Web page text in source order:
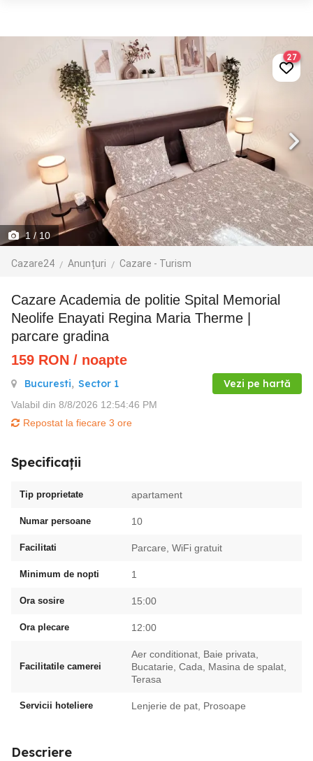
1 / 10
Cazare24 Anunțuri Cazare - Turism
27
Cazare Academia de politie Spital Memorial
Neolife Enayati Regina Maria Therme |
parcare gradina
159 RON / noapte
Bucuresti, Sector 1 Vezi pe hartă
Valabil din 8/8/2026 12:54:46 PM
Repostat la fiecare 3 ore
Specificații
Tip proprietate apartament
Numar persoane 10
Facilitati Parcare, WiFi gratuit
Minimum de nopti 1
Ora sosire 15:00
Ora plecare 12:00
Facilitatile camerei
Aer conditionat, Baie privata,
Bucatarie, Cada, Masina de spalat,
Terasa
Servicii hoteliere Lenjerie de pat, Prosoape
Descriere